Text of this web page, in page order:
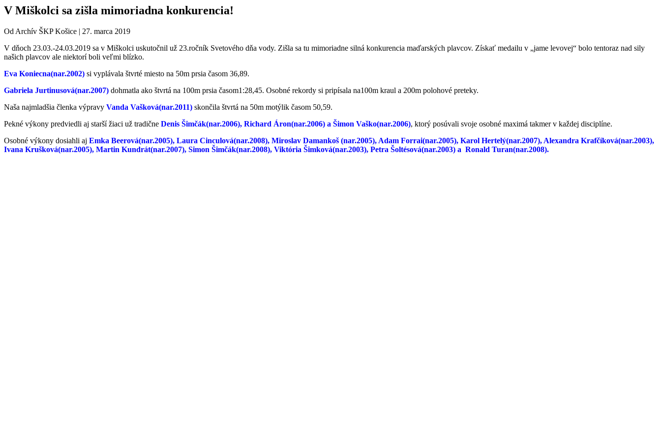
V Miškolci sa zišla mimoriadna konkurencia!
Od Archív ŠKP Košice | 27. marca 2019
V dňoch 23.03.-24.03.2019 sa v Miškolci uskutočnil už 23.ročník Svetového dňa vody. Zišla sa tu mimoriadne silná konkurencia maďarských plavcov. Získať medailu v „jame levovej“ bolo tentoraz nad sily
našich plavcov ale niektorí boli veľmi blízko.
Eva Koniecna(nar.2002) si vyplávala štvrté miesto na 50m prsia časom 36,89.
Gabriela Jurtinusová(nar.2007) dohmatla ako štvrtá na 100m prsia časom1:28,45. Osobné rekordy si pripísala na100m kraul a 200m polohové preteky.
Naša najmladšia členka výpravy Vanda Vašková(nar.2011) skončila štvrtá na 50m motýlik časom 50,59.
Pekné výkony predviedli aj starší žiaci už tradične Denis Šimčák(nar.2006), Richard Áron(nar.2006) a Šimon Vaško(nar.2006), ktorý posúvali svoje osobné maximá takmer v každej disciplíne.
Osobné výkony dosiahli aj Emka Beerová(nar.2005), Laura Cinculová(nar.2008), Miroslav Damankoš (nar.2005), Adam Forrai(nar.2005), Karol Hertelý(nar.2007), Alexandra Krafčíková(nar.2003),
Ivana Krušková(nar.2005), Martin Kundrát(nar.2007), Simon Šimčák(nar.2008), Viktória Šimková(nar.2003), Petra Šoltésová(nar.2003) a Ronald Turan(nar.2008).